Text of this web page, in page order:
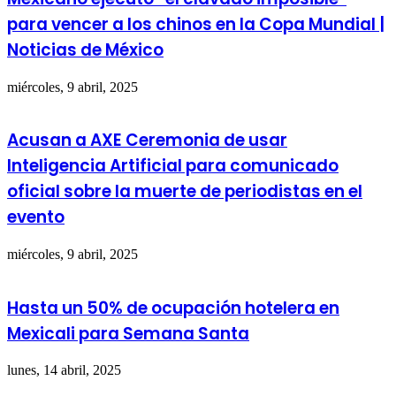
para vencer a los chinos en la Copa Mundial |
Noticias de México
miércoles, 9 abril, 2025
Acusan a AXE Ceremonia de usar
Inteligencia Artificial para comunicado
oficial sobre la muerte de periodistas en el
evento
miércoles, 9 abril, 2025
Hasta un 50% de ocupación hotelera en
Mexicali para Semana Santa
lunes, 14 abril, 2025